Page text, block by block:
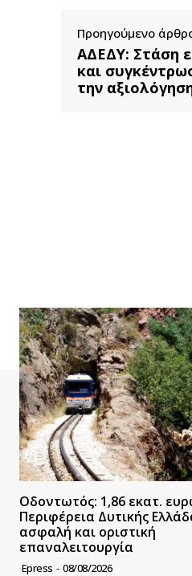
Προηγούμενο
ΑΔΕΔΥ: Στάση
και
την
Οδοντωτός: 1,86 εκατ.
Περιφέρεια Δυτικής
ασφαλή και οριστική
επαναλειτουργία
Epress - 08/08/2026